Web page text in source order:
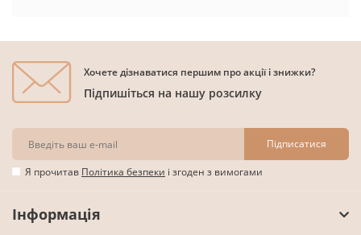
Хочете дізнаватися першим про акції і знижки?
Підпишіться на нашу розсилку
Підписатися
Я прочитав Політика безпеки і згоден з вимогами
Інформація